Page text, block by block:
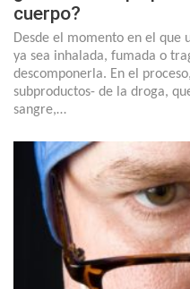
cuerpo?
Desde el momento en el que
ya sea inhalada, fumada o
descomponerla. En el
subproductos- de la droga,
sangre,…